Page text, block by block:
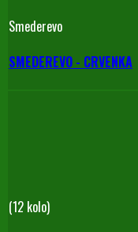
Smederevo
SMEDEREVO - CRVENKA
(12 kolo)